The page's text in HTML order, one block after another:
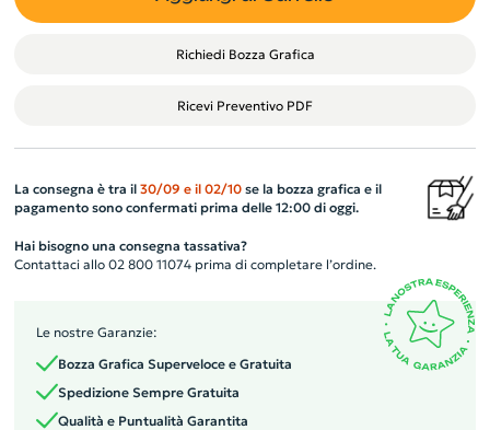
Richiedi Bozza Grafica
Ricevi Preventivo PDF
La consegna è tra il 30/09 e il 02/10se la bozza grafica e il
pagamento sono confermati prima delle 12:00 di oggi.
Hai bisogno una consegna tassativa?
Contattaci allo 02 800 11074 prima di completare l’ordine.
Le nostre Garanzie:
Bozza Grafica Superveloce e Gratuita
Spedizione Sempre Gratuita
Qualità e Puntualità Garantita